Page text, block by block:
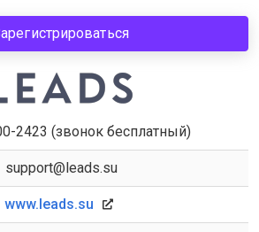
2423 (звонок бесплатный)
support@leads.su
www.leads.su